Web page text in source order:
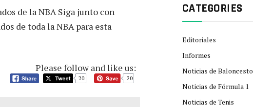
de la NBA Siga junto con
de toda la NBA para esta
Please follow and like us:
20 20
CATEGORIES
Editoriales
Informes
Noticias de Baloncesto
Noticias de Fórmula 1
Noticias de Tenis